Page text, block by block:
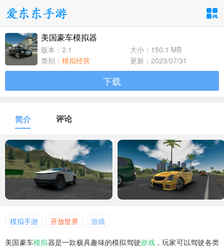
手游分类
卡牌回合
1百+款手游
1百+款手游
体育竞速
1百+款手游
冒险解谜
1百+款手游
模拟经营
1百+款手游
音乐舞蹈
1百+款手游
儿童教育
1百+款手游
美国豪车模拟器
版本：2.1
大小：150.1 MB
类别： 模拟经营 更新：2023/07/31
下载
简介 评论
模拟手游 开放世界 游戏
美国豪车模拟器是一款极具趣味的模拟驾驶游戏，玩家可以驾驶各类